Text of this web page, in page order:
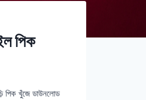
পিক
পিক খুঁজে ডাউনলোড